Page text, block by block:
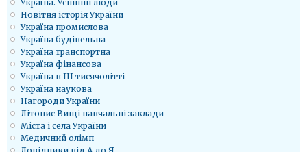
Україна. Успішні люди
Новітня історія України
Україна промислова
Україна будівельна
Україна транспортна
Україна фінансова
Україна в ІІІ тисячолітті
Україна наукова
Нагороди України
Літопис Вищі навчальні заклади
Міста і села України
Медичний олімп